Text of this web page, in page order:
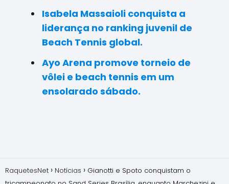
Isabela Massaioli conquista a
liderança no ranking juvenil de
Beach Tennis global.
Ayo Arena promove torneio de
vôlei e beach tennis em um
ensolarado sábado.
RaquetesNet Notícias
Gianotti e Spoto conquistam o